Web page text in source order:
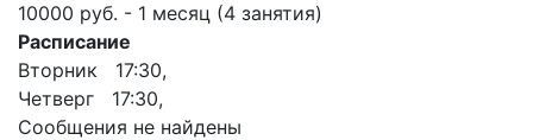
10000 руб. - 1 месяц (4 занятия)
Расписание
Вторник 17:30,
Четверг 17:30,
Сообщения не найдены